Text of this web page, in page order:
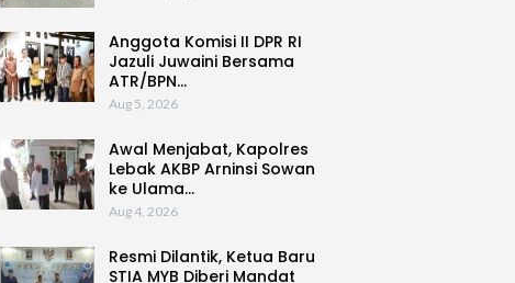
Anggota Komisi II DPR RI
Jazuli Juwaini Bersama
ATR/BPN…
Aug 5, 2026
Awal Menjabat, Kapolres
Lebak AKBP Arninsi Sowan
ke Ulama…
Aug 4, 2026
Resmi Dilantik, Ketua Baru
STIA MYB Diberi Mandat